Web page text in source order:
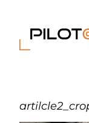
contenu